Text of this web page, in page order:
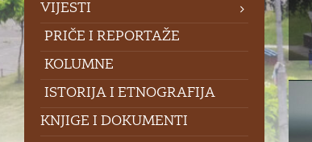
VIJESTI
PRIČE I REPORTAŽE
KOLUMNE
ISTORIJA I ETNOGRAFIJA
KNJIGE I DOKUMENTI